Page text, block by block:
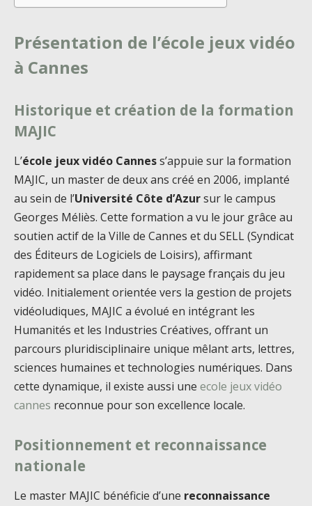
Présentation de l’école jeux vidéo
à Cannes
Historique et création de la formation
MAJIC
L’école jeux vidéo Canness’appuie sur la formation
MAJIC, un master de deux ans créé en 2006, implanté
au sein de l’Université Côte d’Azursur le campus
Georges Méliès. Cette formation a vu le jour grâce au
soutien actif de la Ville de Cannes et du SELL (Syndicat
des Éditeurs de Logiciels de Loisirs), affirmant
rapidement sa place dans le paysage français du jeu
vidéo. Initialement orientée vers la gestion de projets
vidéoludiques, MAJIC a évolué en intégrant les
Humanités et les Industries Créatives, offrant un
parcours pluridisciplinaire unique mêlant arts, lettres,
sciences humaines et technologies numériques. Dans
cette dynamique, il existe aussi une ecole jeux vidéo
cannes reconnue pour son excellence locale.
Positionnement et reconnaissance
nationale
Le master MAJIC bénéficie d’une reconnaissance